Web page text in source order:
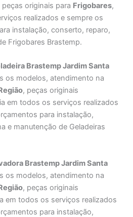
peças originais para Frigobares,
realizados e sempre os
instalação, conserto, reparo,
Frigobares Brastemp.
Brastemp Jardim Santa
os modelos, atendimento na
, peças originais
em todos os serviços realizados
para instalação,
e manutenção de Geladeiras
Brastemp Jardim Santa
os modelos, atendimento na
, peças originais
em todos os serviços realizados
para instalação,